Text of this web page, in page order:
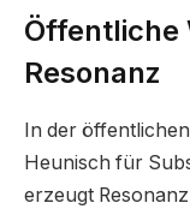
Öffentliche
Resonanz
In der
Heunisch für
erzeugt